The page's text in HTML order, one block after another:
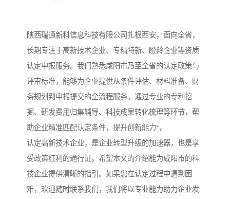
陕西瑞通新科信息科技有限公司扎根西安，面向全省，
长期专注于高新技术企业、专精特新、瞪羚企业等资质
认定申报服务。我们熟悉咸阳市乃至全省的认定政策与
评审标准，能够为企业提供从条件评估、材料准备、财
务规划到申报提交的全流程服务。通过专业的专利挖
掘、研发费用归集辅导、科技成果转化梳理等环节，帮
助企业精准匹配认定条件，提升创新能力*。
认定高新技术企业，是企业转型升级的加速器，也是享
受政策红利的通行证。希望本文的介绍能为咸阳市的科
技企业提供清晰的指引。如果您在认定过程中遇到困
难，欢迎随时联系我们，我们将以专业能力助力企业发